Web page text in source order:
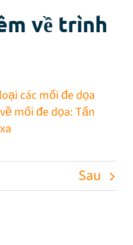
về trình
các mối đe dọa
mối đe dọa: Tấn
Sau